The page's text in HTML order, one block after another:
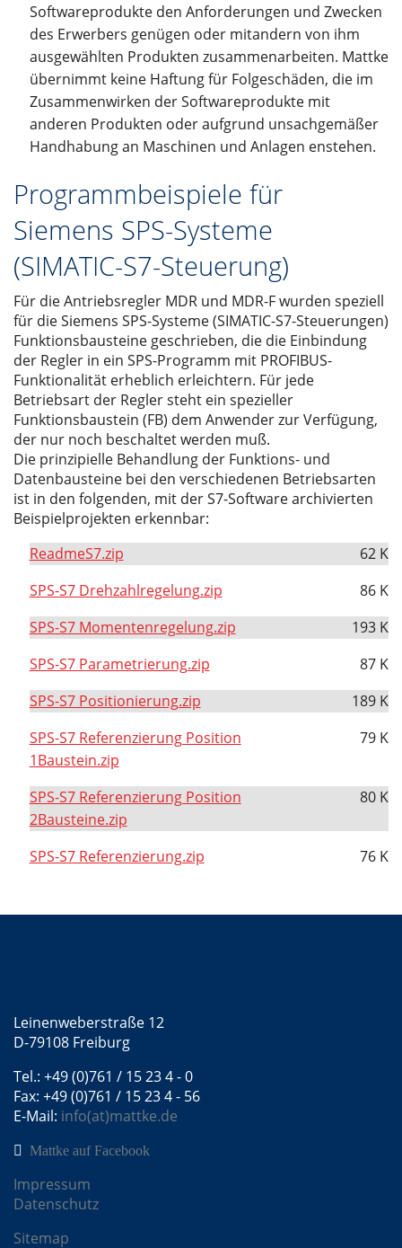
Softwareprodukte den Anforderungen und Zwecken
des Erwerbers genügen oder mitandern von ihm
ausgewählten Produkten zusammenarbeiten. Mattke
übernimmt keine Haftung für Folgeschäden, die im
Zusammenwirken der Softwareprodukte mit
anderen Produkten oder aufgrund unsachgemäßer
Handhabung an Maschinen und Anlagen enstehen.
Programmbeispiele für
Siemens SPS-Systeme
(SIMATIC-S7-Steuerung)
Für die Antriebsregler MDR und MDR-F wurden speziell
für die Siemens SPS-Systeme (SIMATIC-S7-Steuerungen)
Funktionsbausteine geschrieben, die die Einbindung
der Regler in ein SPS-Programm mit PROFIBUS-
Funktionalität erheblich erleichtern. Für jede
Betriebsart der Regler steht ein spezieller
Funktionsbaustein (FB) dem Anwender zur Verfügung,
der nur noch beschaltet werden muß.
Die prinzipielle Behandlung der Funktions- und
Datenbausteine bei den verschiedenen Betriebsarten
ist in den folgenden, mit der S7-Software archivierten
Beispielprojekten erkennbar:
ReadmeS7.zip
62 K
SPS-S7 Drehzahlregelung.zip
86 K
SPS-S7 Momentenregelung.zip
193 K
SPS-S7 Parametrierung.zip
87 K
SPS-S7 Positionierung.zip
189 K
SPS-S7 Referenzierung Position
1Baustein.zip
79 K
SPS-S7 Referenzierung Position
2Bausteine.zip
80 K
SPS-S7 Referenzierung.zip 76 K
Leinenweberstraße 12
D-79108 Freiburg
Tel.: +49 (0)761 / 15 23 4 - 0
Fax: +49 (0)761 / 15 23 4 - 56
E-Mail: info(at)mattke.de
Mattke auf Facebook
Impressum
Datenschutz
Sitemap